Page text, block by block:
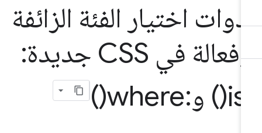
اختيار الفئة الزائفة
وفعالة في CSS جديدة:
) و:where(
)